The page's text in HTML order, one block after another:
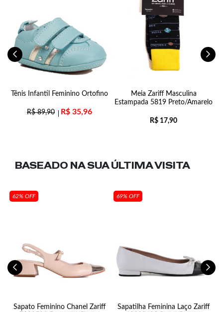
Tênis Infantil Feminino Ortofino
R$89,90 R$ 35,96
Meia Zariff Masculina
Estampada 5819 Preto/Amarelo
R$ 17,90
BASEADO NA SUAÚLTIMA VISITA
62% OFF
Sapato Feminino Chanel Zariff
69% OFF
Sapatilha Feminina Laço Zariff